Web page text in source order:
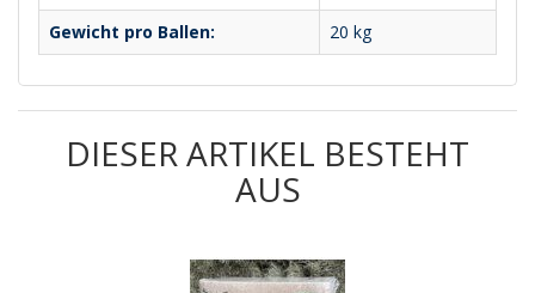
Gewicht pro Ballen:
20 kg
DIESER ARTIKEL BESTEHT
AUS